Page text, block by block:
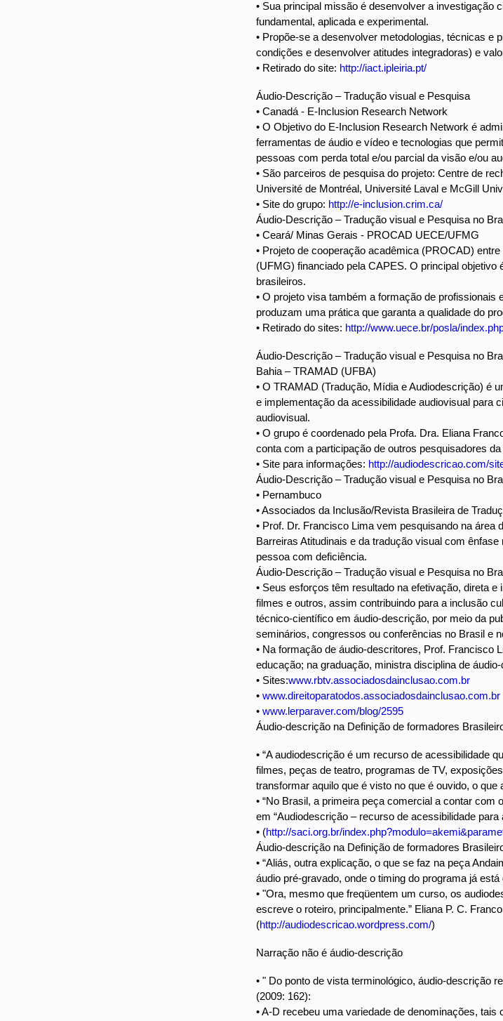
• Sua principal missão é desenvolver a
fundamental, aplicada e experimental.
• Propõe-se a desenvolver metodologias, técnicas e
condições e desenvolver atitudes integradoras) e
• Retirado do site: http://iact.ipleiria.pt/
Áudio-Descrição – Tradução visual e Pesquisa
• Canadá - E-Inclusion Research Network
• O Objetivo do E-Inclusion Research Network é
ferramentas de áudio e vídeo e tecnologias que
pessoas com perda total e/ou parcial da visão e/ou
• São parceiros de pesquisa do projeto: Centre de
Université de Montréal, Université Laval e McGill
• Site do grupo: http://e-inclusion.crim.ca/
Áudio-Descrição – Tradução visual e Pesquisa no
• Ceará/ Minas Gerais - PROCAD UECE/UFMG
• Projeto de cooperação acadêmica (PROCAD)
(UFMG) financiado pela CAPES. O principal
brasileiros.
• O projeto visa também a formação de
produzam uma prática que garanta a qualidade do
• Retirado do sites: http://www.uece.br/posla/
Áudio-Descrição – Tradução visual e Pesquisa no
Bahia – TRAMAD (UFBA)
• O TRAMAD (Tradução, Mídia e Audiodescrição) é
e implementação da acessibilidade audiovisual para
audiovisual.
• O grupo é coordenado pela Profa. Dra. Eliana
conta com a participação de outros pesquisadores
• Site para informações: http://audiodescricao.com/
Áudio-Descrição – Tradução visual e Pesquisa no
• Pernambuco
• Associados da Inclusão/Revista Brasileira de
• Prof. Dr. Francisco Lima vem pesquisando na
Barreiras Atitudinais e da tradução visual com
pessoa com deficiência.
Áudio-Descrição – Tradução visual e Pesquisa no
• Seus esforços têm resultado na efetivação, direta
filmes e outros, assim contribuindo para a inclusão
técnico-científico em áudio-descrição, por meio da
seminários, congressos ou conferências no Brasil e
• Na formação de áudio-descritores, Prof. Francisco
educação; na graduação, ministra disciplina de
• Sites:www.rbtv.associadosdainclusao.com.br
• www.direitoparatodos.associadosdainclusao.com.br
• www.lerparaver.com/blog/2595
Áudio-descrição na Definição de formadores
• “A audiodescrição é um recurso de acessibilidade
filmes, peças de teatro, programas de TV,
transformar aquilo que é visto no que é ouvido, o
• “No Brasil, a primeira peça comercial a contar com
em “Audiodescrição – recurso de acessibilidade
• (http://saci.org.br/
Áudio-descrição na Definição de formadores
• “Aliás, outra explicação, o que se faz na peça
áudio pré-gravado, onde o timing do programa já
• "Ora, mesmo que freqüentem um curso, os
escreve o roteiro, principalmente.” Eliana P. C.
(http://audiodescricao.wordpress.com/)
Narração não é áudio-descrição
• " Do ponto de vista terminológico, áudio-descrição
(2009: 162):
• A-D recebeu uma variedade de denominações, tais